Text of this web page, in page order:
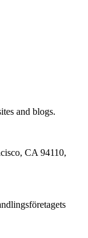
and blogs.
CA 94110,